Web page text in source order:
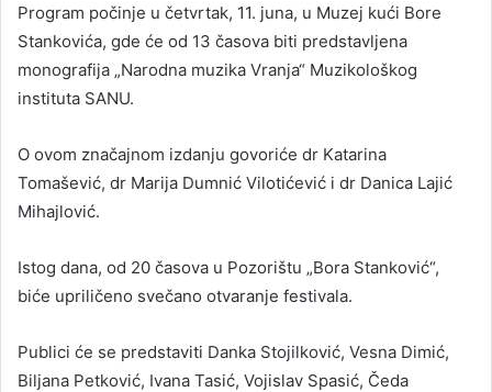
Program počinje u četvrtak, 11. juna, u Muzej kući Bore
Stankovića, gde će od 13 časova biti predstavljena
monografija „Narodna muzika Vranja“ Muzikološkog
instituta SANU.
O ovom značajnom izdanju govoriće dr Katarina
Tomašević, dr Marija Dumnić Vilotićević i dr Danica Lajić
Mihajlović.
Istog dana, od 20 časova u Pozorištu „Bora Stanković“,
biće upriličeno svečano otvaranje festivala.
Publici će se predstaviti Danka Stojilković, Vesna Dimić,
Biljana Petković, Ivana Tasić, Vojislav Spasić, Čeda